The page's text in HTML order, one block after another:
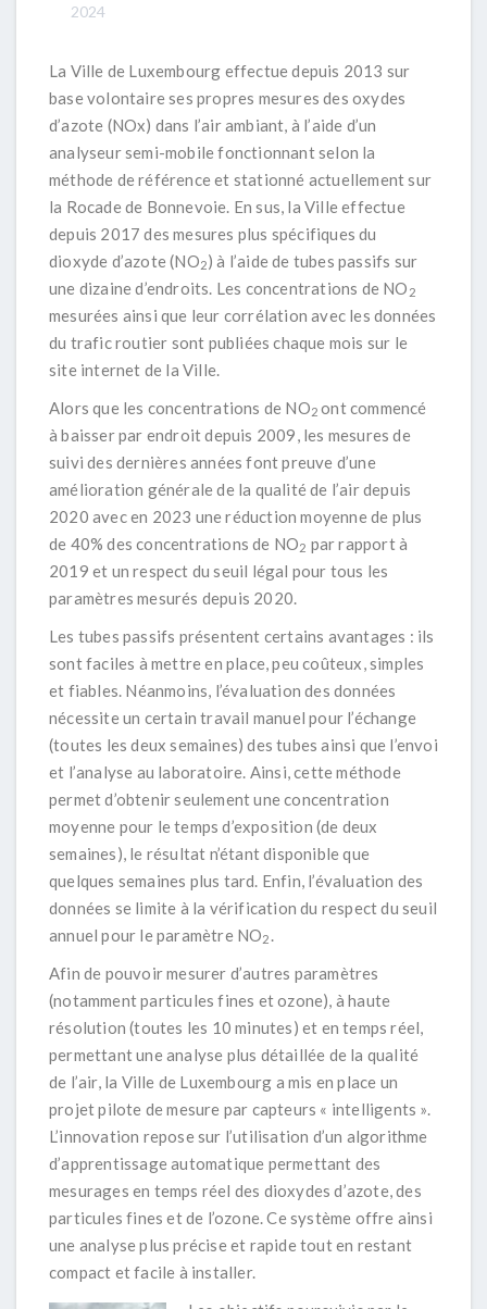
2024
La Ville de Luxembourg effectue depuis 2013 sur
base volontaire ses propres mesures des oxydes
d’azote (NOx) dans l’air ambiant, à l’aide d’un
analyseur semi-mobile fonctionnant selon la
méthode de référence et stationné actuellement sur
la Rocade de Bonnevoie. En sus, la Ville effectue
depuis 2017 des mesures plus spécifiques du
dioxyde d’azote (NO2) à l’aide de tubes passifs sur
une dizaine d’endroits. Les concentrations de NO 2
mesurées ainsi que leur corrélation avec les données
du trafic routier sont publiées chaque mois sur le
site internet de la Ville
Alors que les concentrations de NO2ont commencé
à baisser par endroit depuis 2009, les mesures de
suivi des dernières années font preuve d’une
amélioration générale de la qualité de l’air depuis
2020 avec en 2023 une réduction moyenne de plus
de 40% des concentrations de NO2 par rapport à
2019 et un respect du seuil légal pour tous les
paramètres mesurés depuis 2020.
Les tubes passifs présentent certains avantages : ils
sont faciles à mettre en place, peu coûteux, simples
et fiables. Néanmoins, l’évaluation des données
nécessite un certain travail manuel pour l’échange
(toutes les deux semaines) des tubes ainsi que l’envoi
et l’analyse au laboratoire. Ainsi, cette méthode
permet d’obtenir seulement une concentration
moyenne pour le temps d’exposition (de deux
semaines), le résultat n’étant disponible que
quelques semaines plus tard. Enfin, l’évaluation des
données se limite à la vérification du respect du seuil
annuel pour le paramètre NO2
Afin de pouvoir mesurer d’autres paramètres
(notamment particules fines et ozone), à haute
résolution (toutes les 10 minutes) et en temps réel,
permettant une analyse plus détaillée de la qualité
de l’air, la Ville de Luxembourg a mis en place un
projet pilote de mesure par capteurs « intelligents ».
L’innovation repose sur l’utilisation d’un algorithme
d’apprentissage automatique permettant des
mesurages en temps réel des dioxydes d’azote, des
particules fines et de l’ozone. Ce système offre ainsi
une analyse plus précise et rapide tout en restant
compact et facile à installer.